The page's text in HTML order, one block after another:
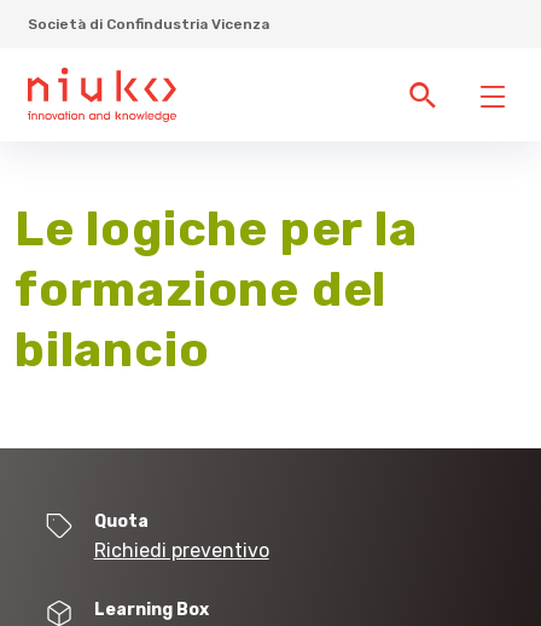
Società di Confindustria Vicenza
Le logiche per la
formazione del
bilancio
Quota
Richiedi preventivo
Learning Box